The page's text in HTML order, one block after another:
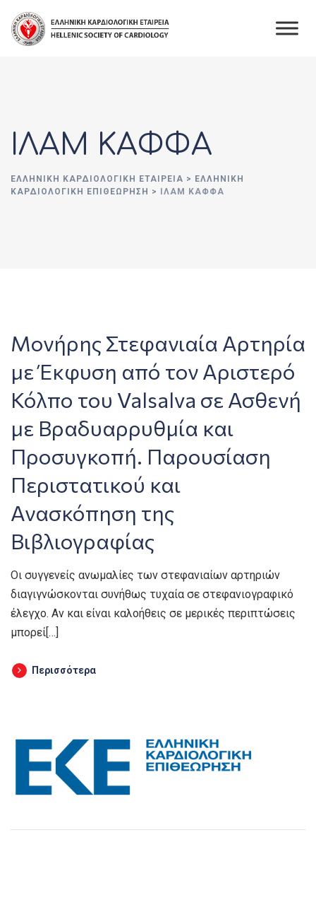
content
ΙΛΑΜ ΚΑΦΦΑ
ΕΛΛΗΝΙΚΉ ΚΑΡΔΙΟΛΟΓΙΚΉ ΕΤΑΙΡΕΊΑ > ΕΛΛΗΝΙΚΗ
ΚΑΡΔΙΟΛΟΓΙΚΗ ΕΠΙΘΕΩΡΗΣΗ > ΙΛΑΜ ΚΑΦΦΑ
Μονήρης Στεφανιαία Αρτηρία
με Έκφυση από τον Αριστερό
Κόλπο του Valsalva σε Ασθενή
με Βραδυαρρυθμία και
Προσυγκοπή. Παρουσίαση
Περιστατικού και
Ανασκόπηση της
Βιβλιογραφίας
Oι συγγενείς ανωμαλίες των στεφανιαίων αρτηριών
διαγιγνώσκονται συνήθως τυχαία σε στεφανιογραφικό
έλεγχο. Αν και είναι καλοήθεις σε μερικές περιπτώσεις
μπορεί[…]
Περισσότερα